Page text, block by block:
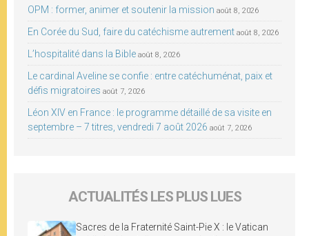
OPM : former, animer et soutenir la mission août 8, 2026
En Corée du Sud, faire du catéchisme autrement août 8, 2026
L’hospitalité dans la Bible août 8, 2026
Le cardinal Aveline se confie : entre catéchuménat, paix et
défis migratoires août 7, 2026
Léon XIV en France : le programme détaillé de sa visite en
septembre – 7 titres, vendredi 7 août 2026 août 7, 2026
ACTUALITÉS LES PLUS LUES
Sacres de la Fraternité Saint-Pie X : le Vatican